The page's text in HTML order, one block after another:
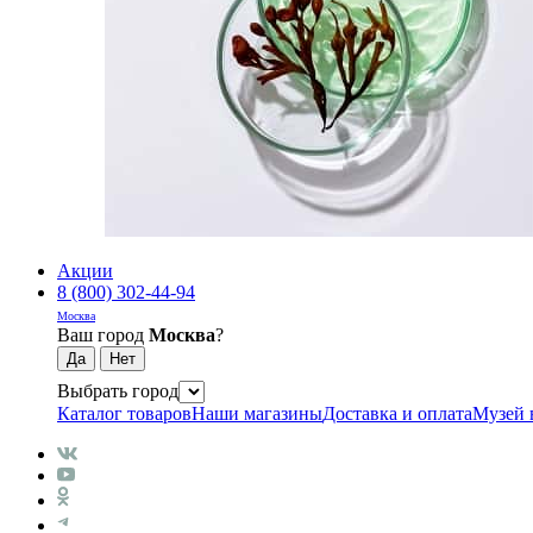
Акции
8 (800) 302-44-94
Москва
Ваш город Москва?
Выбрать город
Каталог товаровНаши магазиныДоставка и оплатаМузей